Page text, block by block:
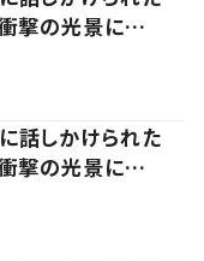
衝撃の光景に…
話しかけられた
衝撃の光景に…